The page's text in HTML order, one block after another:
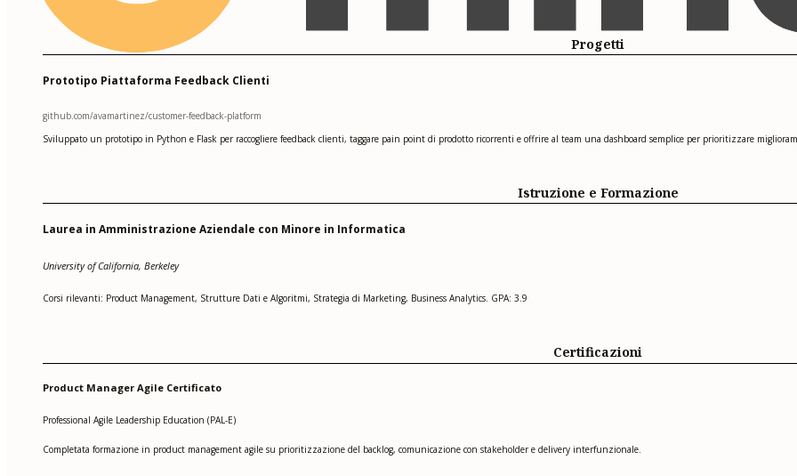
Progetti
Prototipo Piattaforma Feedback Clienti
github.com/avamartinez/customer-feedback-platform
Sviluppato un prototipo in Python e Flask per raccogliere feedback clienti, taggare pain point di prodotto ricorrenti e offrire al team una dashboard semplice per prioritizzare
Istruzione e Formazione
Laurea in Amministrazione Aziendale con Minore in Informatica
University of California, Berkeley
Corsi rilevanti: Product Management, Strutture Dati e Algoritmi, Strategia di Marketing, Business Analytics. GPA: 3.9
Certificazioni
Product Manager Agile Certificato
Professional Agile Leadership Education (PAL-E)
Completata formazione in product management agile su prioritizzazione del backlog, comunicazione con stakeholder e delivery interfunzionale.